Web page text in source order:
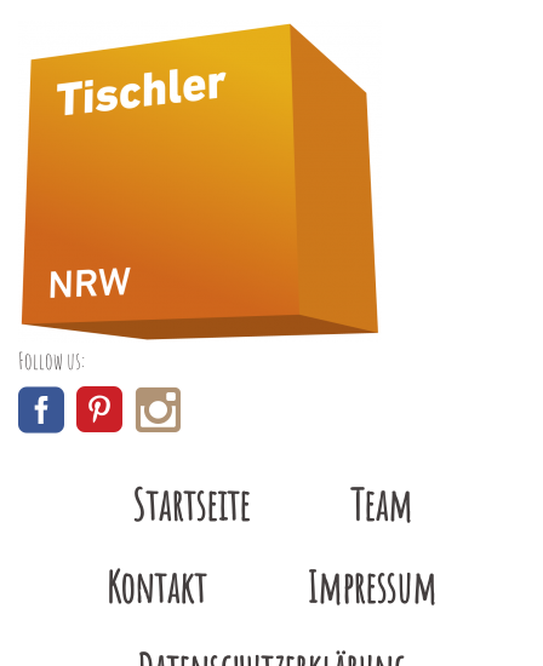
Follow us:
Startseite
Team
Kontakt
Impressum